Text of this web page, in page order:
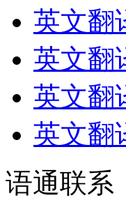
英文翻
英文翻
英文翻
英文翻
语通联系